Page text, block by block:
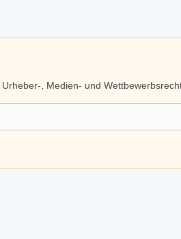
, Medien- und